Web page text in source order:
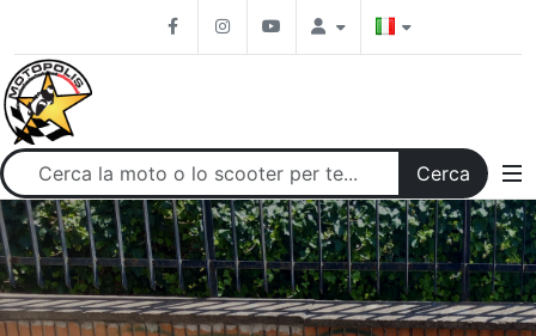
Salta al contenuto principale
FacebookInstagramYoutube
Cerca